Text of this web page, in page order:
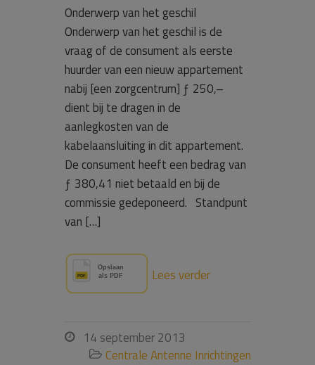
Onderwerp van het geschil
Onderwerp van het geschil is de
vraag of de consument als eerste
huurder van een nieuw appartement
nabij [een zorgcentrum] ƒ 250,–
dient bij te dragen in de
aanlegkosten van de
kabelaansluiting in dit appartement.
De consument heeft een bedrag van
ƒ 380,41 niet betaald en bij de
commissie gedeponeerd. Standpunt
van […]
Lees verder
 14 september 2013
 Centrale Antenne Inrichtingen